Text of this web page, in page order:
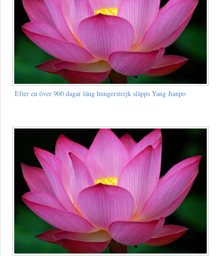
Efter en över 900 dagar lång hungerstrejk släpps Yang Jianpo